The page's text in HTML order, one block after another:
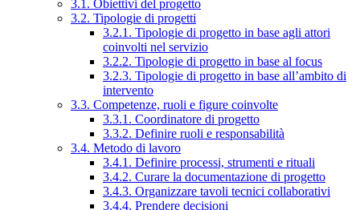
3.1. Obiettivi del progetto
3.2. Tipologie di progetti
3.2.1. Tipologie di progetto in base agli attori
coinvolti nel servizio
3.2.2. Tipologie di progetto in base al focus
3.2.3. Tipologie di progetto in base all’ambito di
intervento
3.3. Competenze, ruoli e figure coinvolte
3.3.1. Coordinatore di progetto
3.3.2. Definire ruoli e responsabilità
3.4. Metodo di lavoro
3.4.1. Definire processi, strumenti e rituali
3.4.2. Curare la documentazione di progetto
3.4.3. Organizzare tavoli tecnici collaborativi
3.4.4. Prendere decisioni